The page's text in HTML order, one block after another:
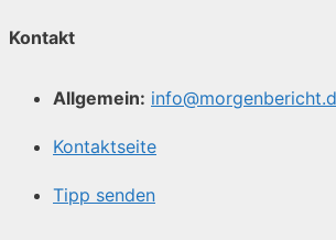
Kontakt
Allgemein:
Kontaktseite
Tipp senden